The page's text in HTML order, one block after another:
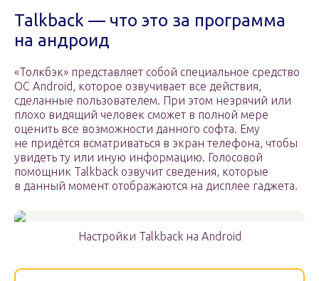
Talkback — что это за программа
на андроид
«Толкбэк» представляет собой специальное средство
OC Android, которое озвучивает все действия,
сделанные пользователем. При этом незрячий или
плохо видящий человек сможет в полной мере
оценить все возможности данного софта. Ему
не придётся всматриваться в экран телефона, чтобы
увидеть ту или иную информацию. Голосовой
помощник Talkback озвучит сведения, которые
в данный момент отображаются на дисплее гаджета.
Настройки Talkback на Android